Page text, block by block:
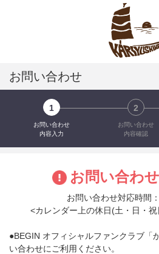
お問い合わせ
1
お問い合わせ
内容入力
2
お問い合わせ
内容確認
お問い合わ
お問い合わせ対応時間
<カレンダー上の休日(土・日・
●BEGIN オフィシャルファンクラブ「
い合わせにご利用ください。